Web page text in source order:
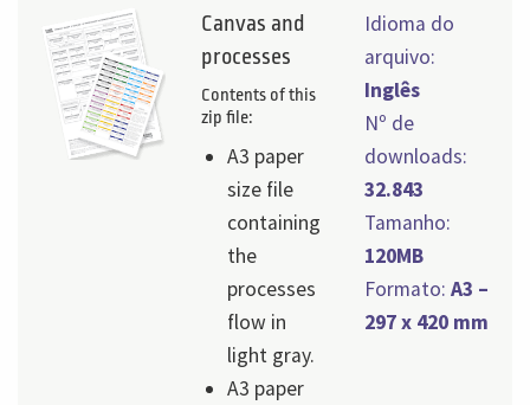
Canvas and
processes
Contents of this
zip file:
A3 paper
size file
containing
the
processes
flow in
light gray.
A3 paper
Idioma do
arquivo:
Inglês
Nº de
downloads:
32.843
Tamanho:
120MB
Formato: A3 –
297 x 420 mm